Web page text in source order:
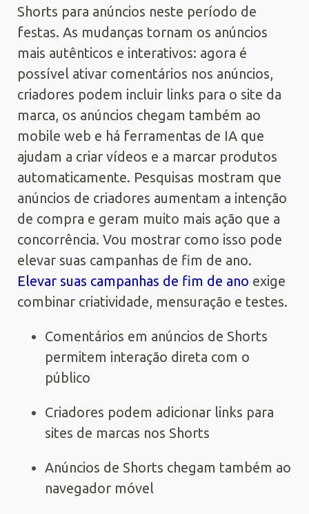
Shorts para anúncios neste período de
festas. As mudanças tornam os anúncios
mais autênticos e interativos: agora é
possível ativar comentários nos anúncios,
criadores podem incluir links para o site da
marca, os anúncios chegam também ao
mobile web e há ferramentas de IA que
ajudam a criar vídeos e a marcar produtos
automaticamente. Pesquisas mostram que
anúncios de criadores aumentam a intenção
de compra e geram muito mais ação que a
concorrência. Vou mostrar como isso pode
elevar suas campanhas de fim de ano.
Elevar suas campanhas de fim de ano exige
combinar criatividade, mensuração e testes.
Comentários em anúncios de Shorts
permitem interação direta com o
público
Criadores podem adicionar links para
sites de marcas nos Shorts
Anúncios de Shorts chegam também ao
navegador móvel